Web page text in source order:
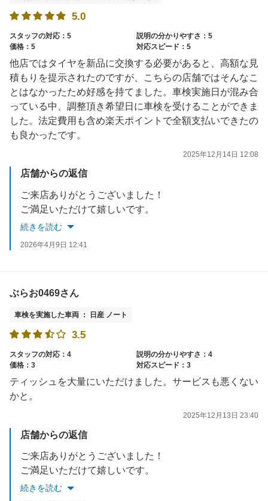
5.0
スタッフの対応：5
説明の分かりやすさ：5
価格：5
対応スピード：5
他店ではタイヤを新品に交換する必要があると、高額な見
積もりを提示されたのですが、こちらの店舗ではそんなこ
とはなかったため好感を持てました。車検実施日が混み合
っている中、調整頂き希望日に車検を受けることができま
した。法定費用も含め楽天ポイントで全額支払いできたの
も良かったです。
2025年12月14日 12:08
店舗からの返信
ご来店ありがとうございました！
ご満足いただけて嬉しいです。
またのご利用をお待ちしております！
続きを読む
2026年4月9日 12:41
ぶらお0469さん
車検を実施した車両 ： 日産 ノート
3.5
スタッフの対応：4
説明の分かりやすさ：4
価格：3
対応スピード：3
ティッシュを大量にいただけました。サービスも悪くない
かと。
2025年12月13日 23:40
店舗からの返信
ご来店ありがとうございました！
ご満足いただけて嬉しいです。
またのご利用をお待ちしております！
続きを読む